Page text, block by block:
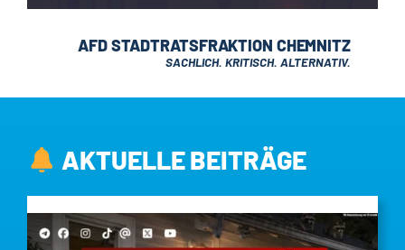
AFD STADTRATSFRAKTION CHEMNITZ
SACHLICH. KRITISCH. ALTERNATIV.
AKTUELLE BEITRÄGE